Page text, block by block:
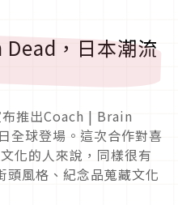
，日本潮流
布推出Coach | Brain
全球登場。這次合作對喜
化的人來說，同樣很有
頭風格、紀念品蒐藏文化